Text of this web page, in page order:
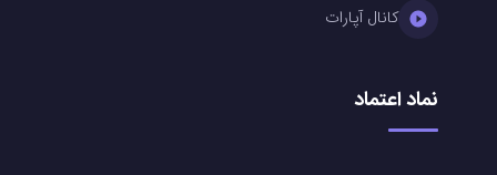
کانال آپارات
نماد اعتماد